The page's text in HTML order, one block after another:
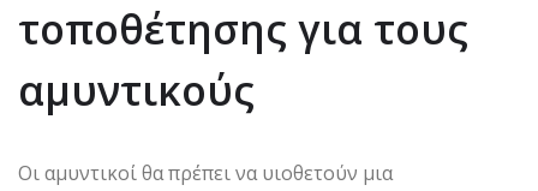
τοποθέτησης για τους
αμυντικούς
Οι αμυντικοί θα πρέπει να υιοθετούν μια